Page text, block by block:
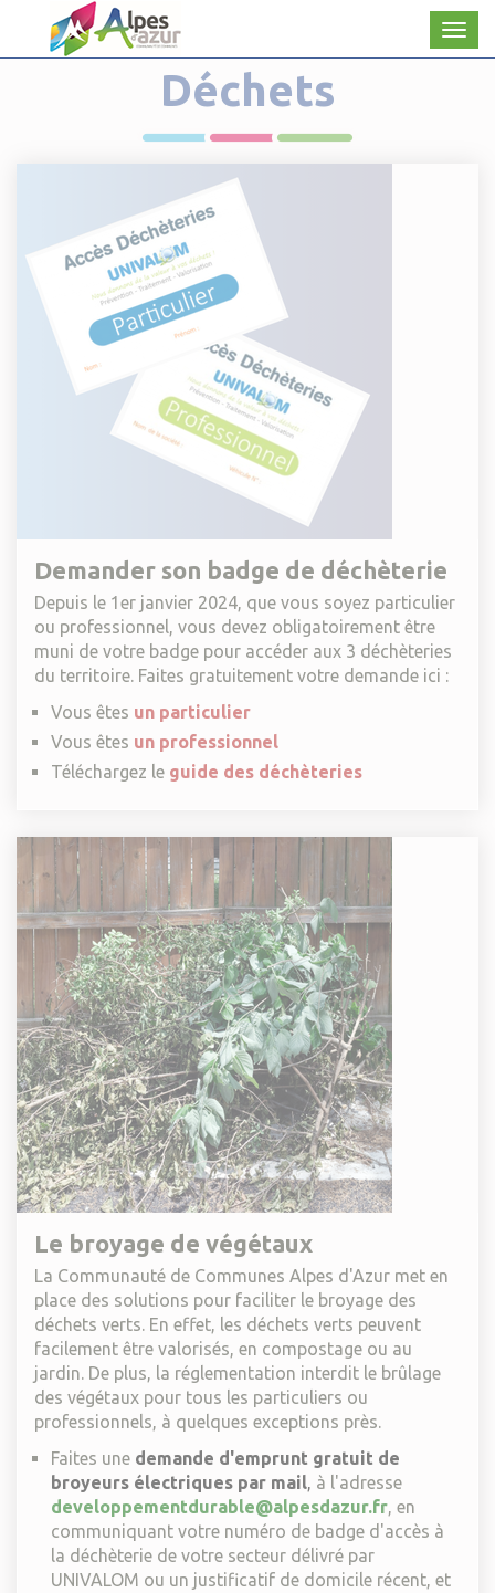
Déchets
Demander son badge de déchèterie
Depuis le 1er janvier 2024, que vous soyez particulier
ou professionnel, vous devez obligatoirement être
muni de votre badge pour accéder aux 3 déchèteries
du territoire. Faites gratuitement votre demande ici :
Vous êtes un particulier
Vous êtes un professionnel
Téléchargez le guide des déchèteries
Le broyage de végétaux
La Communauté de Communes Alpes d'Azur met en
place des solutions pour faciliter le broyage des
déchets verts. En effet, les déchets verts peuvent
facilement être valorisés, en compostage ou au
jardin. De plus, la réglementation interdit le brûlage
des végétaux pour tous les particuliers ou
professionnels, à quelques exceptions près.
Faites une demande d'emprunt gratuit de
broyeurs électriques par mail, à l'adresse
developpementdurable@alpesdazur.fr, en
communiquant votre numéro de badge d'accès à
la déchèterie de votre secteur délivré par
UNIVALOM ou un justificatif de domicile récent, et
Panneau de gestion des cookies